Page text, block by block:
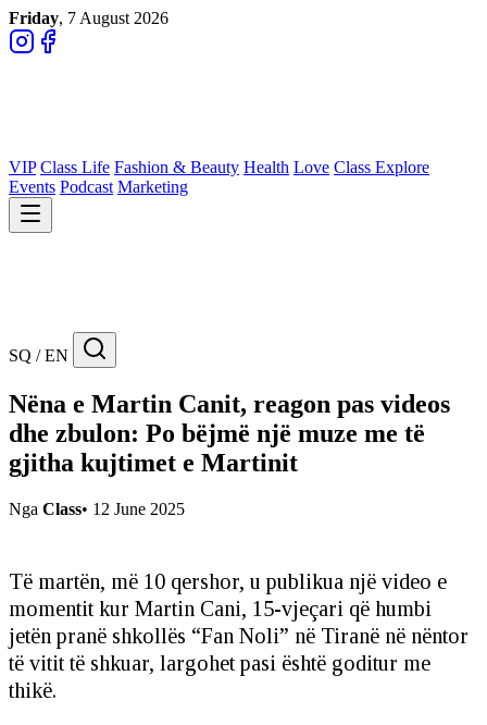
Friday, 7 August 2026
VIP Class Life Fashion & Beauty Health Love Class Explore
Events Podcast Marketing
SQ / EN
Nëna e Martin Canit, reagon pas videos
dhe zbulon: Po bëjmë një muze me të
gjitha kujtimet e Martinit
Nga Class• 12 June 2025
Të martën, më 10 qershor, u publikua një video e
momentit kur Martin Cani, 15-vjeçari që humbi
jetën pranë shkollës “Fan Noli” në Tiranë në nëntor
të vitit të shkuar, largohet pasi është goditur me
thikë.